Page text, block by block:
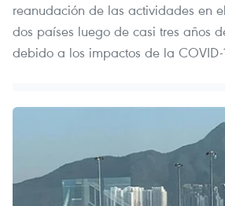
reanudación de las actividades en
dos países luego de casi tres años
debido a los impactos de la COVID-